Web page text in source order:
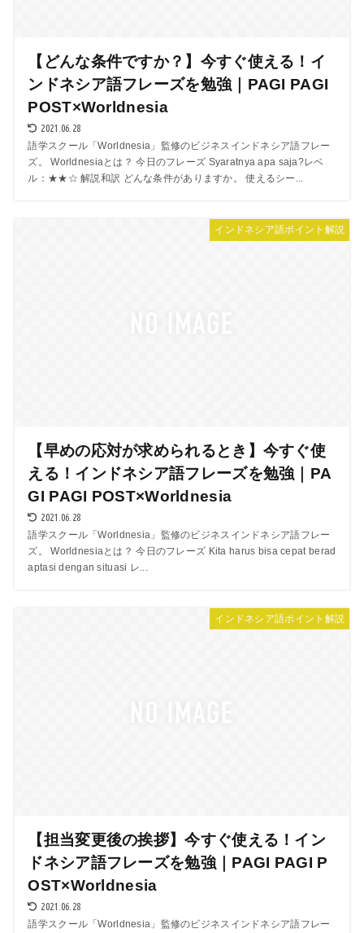
【どんな条件ですか？】今すぐ使える！イ
ンドネシア語フレーズを勉強｜PAGI PAGI
POST×Worldnesia
2021.06.28
語学スクール「Worldnesia」監修のビジネスインドネシア語フレー
ズ。 Worldnesiaとは？ 今日のフレーズ Syaratnya apa saja?レベ
ル：★★☆ 解説和訳 どんな条件がありますか。 使えるシー...
インドネシア語ポイント解説
【早めの応対が求められるとき】今すぐ使
える！インドネシア語フレーズを勉強｜PA
GI PAGI POST×Worldnesia
2021.06.28
語学スクール「Worldnesia」監修のビジネスインドネシア語フレー
ズ。 Worldnesiaとは？ 今日のフレーズ Kita harus bisa cepat berad
aptasi dengan situasi レ...
インドネシア語ポイント解説
【担当変更後の挨拶】今すぐ使える！イン
ドネシア語フレーズを勉強｜PAGI PAGI P
OST×Worldnesia
2021.06.28
語学スクール「Worldnesia」監修のビジネスインドネシア語フレー